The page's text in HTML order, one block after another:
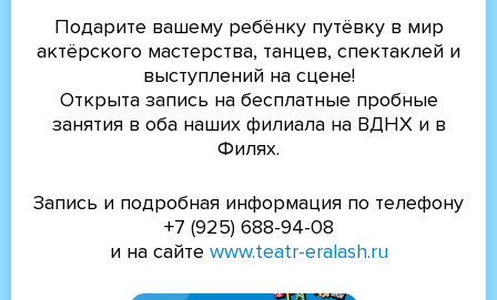
Подарите вашему ребёнку путёвку в мир
актёрского мастерства, танцев, спектаклей и
выступлений на сцене!
Открыта запись на бесплатные пробные
занятия в оба наших филиала на ВДНХ и в
Филях.
Запись и подробная информация по телефону
+7 (925) 688-94-08
и на сайте www.teatr-eralash.ru